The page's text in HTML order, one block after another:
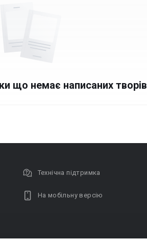
що немає написаних творів
Технічна підтримка
На мобільну версію